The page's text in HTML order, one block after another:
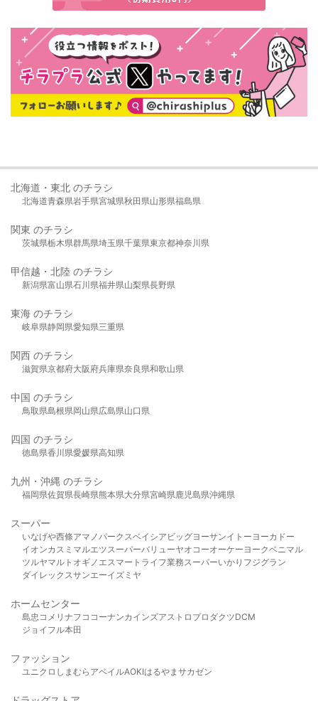
北海道・東北 のチラシ
北海道青森県岩手県宮城県秋田県山形県福島県
関東 のチラシ
茨城県栃木県群馬県埼玉県千葉県東京都神奈川県
甲信越・北陸 のチラシ
新潟県富山県石川県福井県山梨県長野県
東海 のチラシ
岐阜県静岡県愛知県三重県
関西 のチラシ
滋賀県京都府大阪府兵庫県奈良県和歌山県
中国 のチラシ
鳥取県島根県岡山県広島県山口県
四国 のチラシ
徳島県香川県愛媛県高知県
九州・沖縄 のチラシ
福岡県佐賀県長崎県熊本県大分県宮崎県鹿児島県沖縄県
スーパー
いなげや西條アマノパークスベイシア ビッグヨーサンイトーヨーカドー
イオンカスミ マルエツスーパーバリューヤオコーオーケー ヨークベニマル
ツルヤマルト オギノ エスマート ライフ業務スーパーいかり フジグラン
ダイレックスサンエーイズミヤ
ホームセンター
島忠 コメリ ナフコ コーナンカインズアストロプロダクツDCM
ジョイフル本田
ファッション
ユニクロ しまむら アベイルAOKIはるやま サカゼン